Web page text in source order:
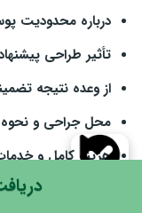
درباره محدودیت
تأثیر طراحی
از وعده نتیجه
محل جراحی و نحوه
هزینه کامل و
مطمئن شوید پزشک